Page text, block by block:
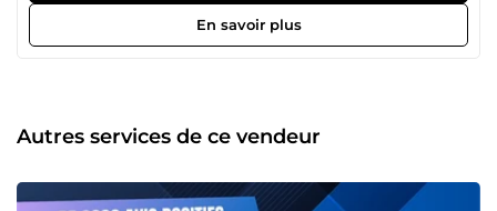
Branding, supports print, identité visuelle 🌐 Conception
Web — Sites modernes, responsive et pensés pour
une compréhension approfondie de ce qui rend un visuel
vraiment efficace — et de ce qui fait qu'un site se
à des prix justes, sans compromis sur la qualité. Vous avez
En savoir plus
Autres services de ce vendeur